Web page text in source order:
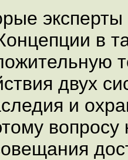
в
двух
и